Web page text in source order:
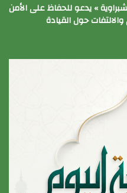
» يدعو للحفاظ على الأمن
حول القيادة